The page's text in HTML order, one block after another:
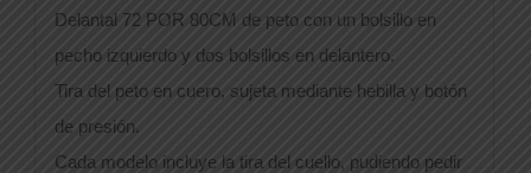
Delantal 72 POR 80CM de peto con un bolsillo en
pecho izquierdo y dos bolsillos en delantero.
Tira del peto en cuero, sujeta mediante hebilla y botón
de presión.
Cada modelo incluye la tira del cuello, pudiendo pedir